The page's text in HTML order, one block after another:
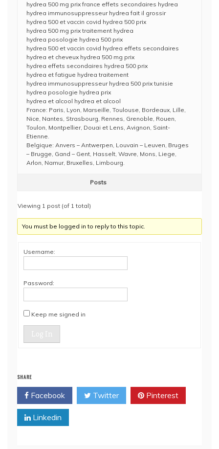
hydrea 500 mg prix france effets secondaires hydrea
hydrea immunosuppresseur hydrea fait il grossir
hydrea 500 et vaccin covid hydrea 500 prix
hydrea 500 mg prix traitement hydrea
hydrea posologie hydrea 500 prix
hydrea 500 et vaccin covid hydrea effets secondaires
hydrea et cheveux hydrea 500 mg prix
hydrea effets secondaires hydrea 500 prix
hydrea et fatigue hydrea traitement
hydrea immunosuppresseur hydrea 500 prix tunisie
hydrea posologie hydrea prix
hydrea et alcool hydrea et alcool
France: Paris, Lyon, Marseille, Toulouse, Bordeaux, Lille,
Nice, Nantes, Strasbourg, Rennes, Grenoble, Rouen,
Toulon, Montpellier, Douai et Lens, Avignon, Saint-
Etienne.
Belgique: Anvers – Antwerpen, Louvain – Leuven, Bruges
– Brugge, Gand – Gent, Hasselt, Wavre, Mons, Liege,
Arlon, Namur, Bruxelles, Limbourg.
Posts
Viewing 1 post (of 1 total)
You must be logged in to reply to this topic.
Username:
Password:
Keep me signed in
Log In
SHARE
Facebook Twitter Pinterest
Linkedin